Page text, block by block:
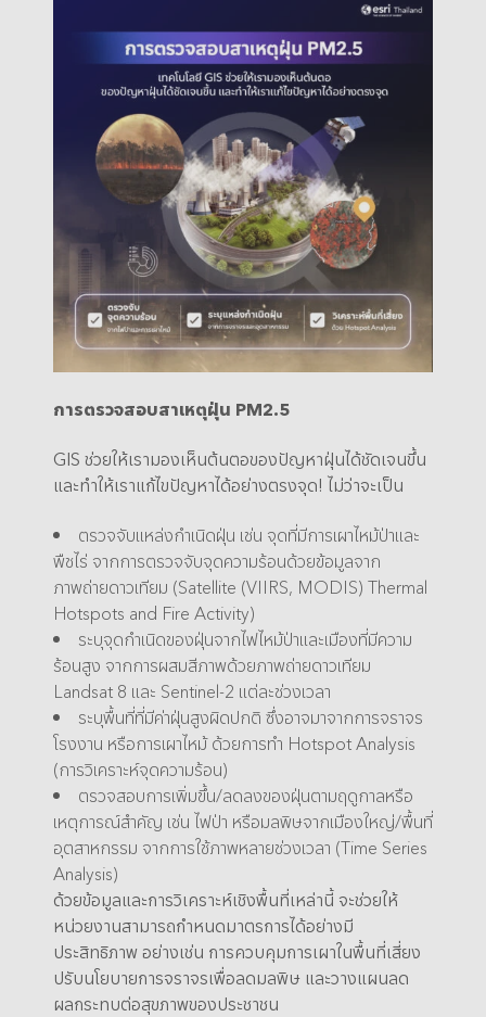
การตรวจสอบสาเหตุฝุ่น PM2.5
GIS ช่วยให้เรามองเห็นต้นตอของปัญหาฝุ่นได้ชัดเจนขึ้น
และทำให้เราแก้ไขปัญหาได้อย่างตรงจุด! ไม่ว่าจะเป็น
ตรวจจับแหล่งกำเนิดฝุ่น เช่น จุดที่มีการเผาไหม้ป่าและ
พืชไร่ จากการตรวจจับจุดความร้อนด้วยข้อมูลจาก
ภาพถ่ายดาวเทียม (Satellite (VIIRS, MODIS) Thermal
Hotspots and Fire Activity)
ระบุจุดกำเนิดของฝุ่นจากไฟไหม้ป่าและเมืองที่มีความ
ร้อนสูง จากการผสมสีภาพด้วยภาพถ่ายดาวเทียม
Landsat 8 และ Sentinel-2 แต่ละช่วงเวลา
ระบุพื้นที่ที่มีค่าฝุ่นสูงผิดปกติ ซึ่งอาจมาจากการจราจร
โรงงาน หรือการเผาไหม้ ด้วยการทำ Hotspot Analysis
(การวิเคราะห์จุดความร้อน)
ตรวจสอบการเพิ่มขึ้น/ลดลงของฝุ่นตามฤดูกาลหรือ
เหตุการณ์สำคัญ เช่น ไฟป่า หรือมลพิษจากเมืองใหญ่/พื้นที่
อุตสาหกรรม จากการใช้ภาพหลายช่วงเวลา (Time Series
Analysis)
ด้วยข้อมูลและการวิเคราะห์เชิงพื้นที่เหล่านี้ จะช่วยให้
หน่วยงานสามารถกำหนดมาตรการได้อย่างมี
ประสิทธิภาพ อย่างเช่น การควบคุมการเผาในพื้นที่เสี่ยง
ปรับนโยบายการจราจรเพื่อลดมลพิษ และวางแผนลด
ผลกระทบต่อสุขภาพของประชาชน